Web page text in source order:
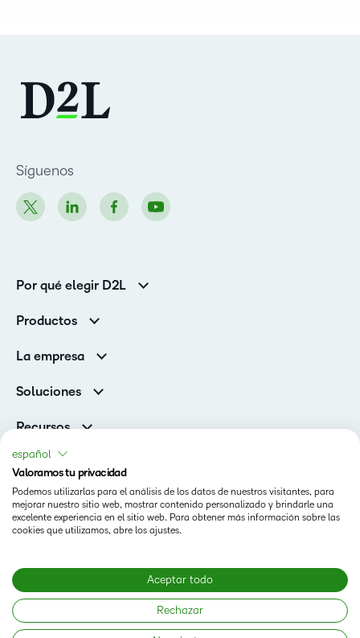
Síguenos
Por qué elegir D2L
Clientes corporativos
Productos
Servicios y asistencia
Asistencia
La empresa
Contactos y ubicaciones
Sala de Prensa
Soluciones
Educación superior
D2L para empresas
Organizaciones de capacitación
Servicios Para El Cuidado De La Salud
Recursos
Blog
eBooks y guías
Webinars
Eventos
Comunidad
Copyright © 2026 D2L Corporation. Todos los derechos
reservados.
Estado
Condiciones de Uso
español
Valoramos tu privacidad
Podemos utilizarlas para el análisis de los datos de nuestros visitantes, para
mejorar nuestro sitio web, mostrar contenido personalizado y brindarle una
excelente experiencia en el sitio web. Para obtener más información sobre las
cookies que utilizamos, abre los ajustes.
Aceptar todo
Rechazar